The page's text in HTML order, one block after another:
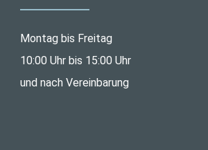
Montag bis Freitag
10:00 Uhr bis 15:00 Uhr
und nach Vereinbarung